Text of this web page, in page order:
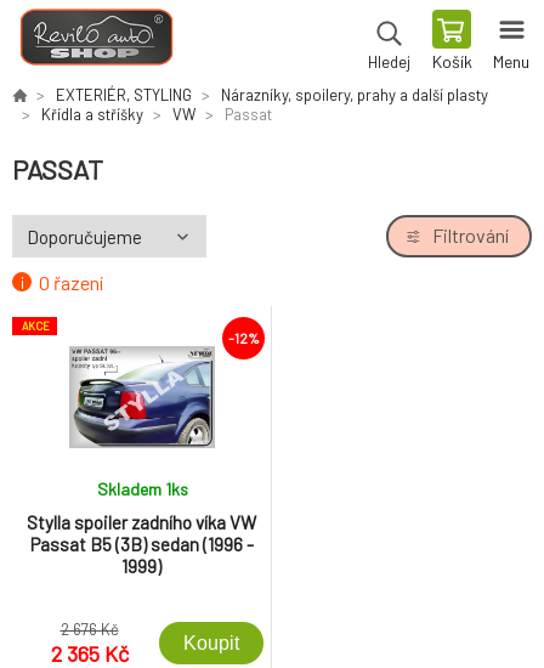
Hledej Košík Menu
EXTERIÉR, STYLING
Nárazníky, spoilery, prahy a další plasty
Křídla a stříšky
VW Passat
PASSAT
O řazení
Filtrování
AKCE
-12%
Stylla spoiler zadního víka VW
Passat B5 (3B) sedan (1996 -
1999)
Skladem 1ks
2 676 Kč
2 365 Kč Koupit